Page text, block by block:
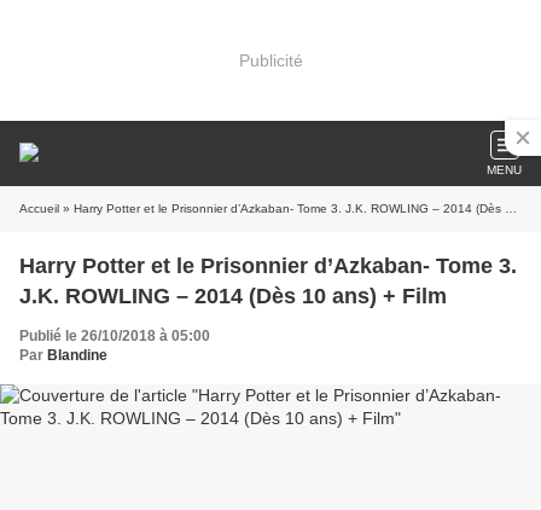
Publicité
MENU
Accueil » Harry Potter et le Prisonnier d’Azkaban- Tome 3. J.K. ROWLING – 2014 (Dès 10 ans) + Film
Harry Potter et le Prisonnier d’Azkaban- Tome 3.
J.K. ROWLING – 2014 (Dès 10 ans) + Film
Publié le 26/10/2018 à 05:00
Par Blandine